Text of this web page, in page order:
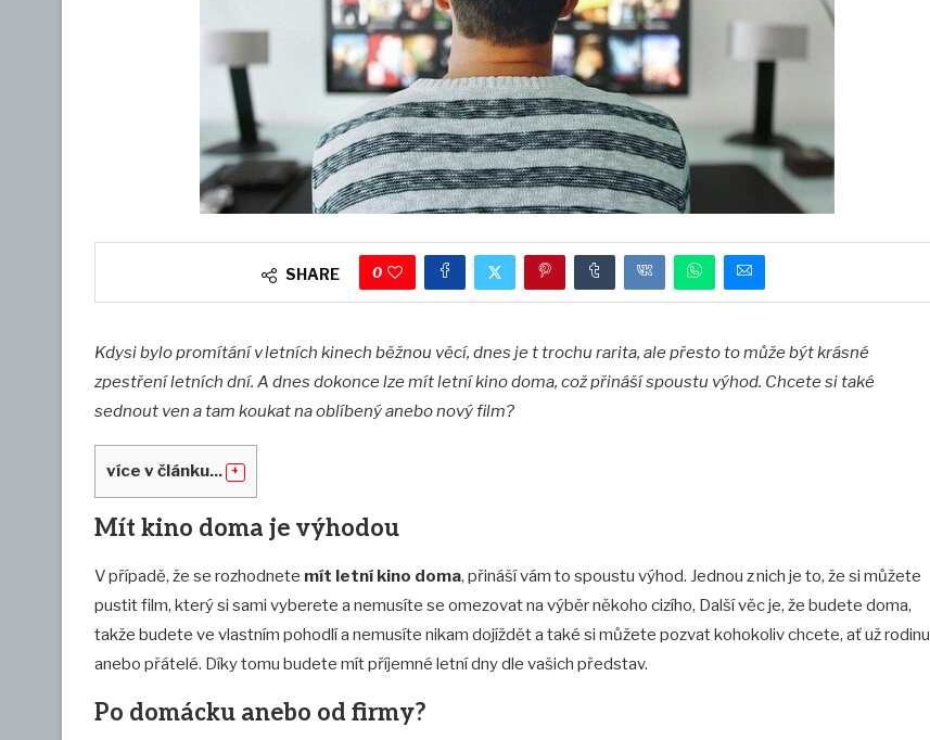
SHARE 0
Kdysi bylo promítání v letních kinech běžnou věcí, dnes je t trochu rarita, ale přesto to může být krásné
zpestření letních dní. A dnes dokonce lze mít letní kino doma, což přináší spoustu výhod. Chcete si také
sednout ven a tam koukat na oblíbený anebo nový film?
více v článku...
Mít kino doma je výhodou
V případě, že se rozhodnete mít letní kino doma, přináší vám to spoustu výhod. Jednou z nich je to, že si můžete
pustit film, který si sami vyberete a nemusíte se omezovat na výběr někoho cizího, Další věc je, že budete doma,
takže budete ve vlastním pohodlí a nemusíte nikam dojíždět a také si můžete pozvat kohokoliv chcete, ať už rodinu
anebo přátelé. Díky tomu budete mít příjemné letní dny dle vašich představ.
Po domácku anebo od firmy?